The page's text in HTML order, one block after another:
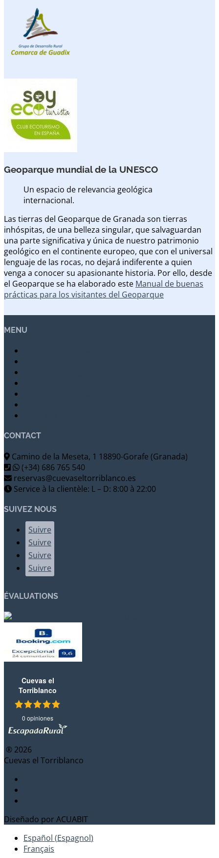
Geoparque mundial de la UNESCO
Un espacio de relevancia geológica
internacional.
Las tierras del Geoparque de Granada son tierras
inhóspitas, de una belleza singular, que salvaguardan
una parte significativa y única de nuestro patrimonio
geológico en el continente europeo, que con el universal
lenguaje de las rocas, no dejará indiferente a quien
venga a conocer su apasionante historia. Por ello, desde
el Geoparque se ha elaborado este Manual de buenas
prácticas para los visitantes del Geoparque
MENU
CONTACT
Camino de la Meseta, 1 18890-Gorafe (Granada)
(+34) 686 765 540
reservas@cuevaseltorriblanco.es
Service à la clientèle: L – D: 8:00 à 22:00
SUIVEZ NOUS
Suivre
Suivre
Suivre
Suivre
ÉVALUATIONS
Cuevas el
Torriblanco
0 opiniones
® 2026
Cuevas el Torriblanco
Diseñado por ACUABIT
Español (Espagnol)
Français